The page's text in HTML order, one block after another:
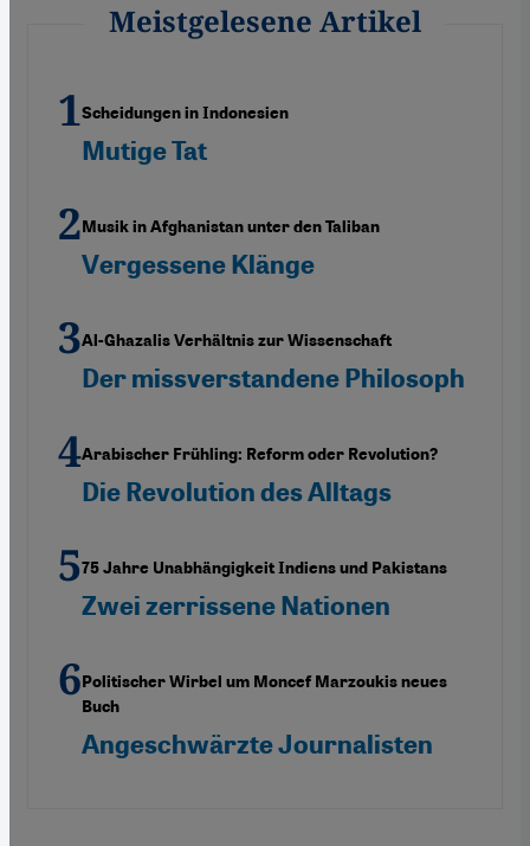
Meistgelesene Artikel
Scheidungen in Indonesien
Mutige Tat
Musik in Afghanistan unter den Taliban
Vergessene Klänge
Al-Ghazalis Verhältnis zur Wissenschaft
Der missverstandene Philosoph
Arabischer Frühling: Reform oder Revolution?
Die Revolution des Alltags
75 Jahre Unabhängigkeit Indiens und Pakistans
Zwei zerrissene Nationen
Politischer Wirbel um Moncef Marzoukis neues
Buch
Angeschwärzte Journalisten